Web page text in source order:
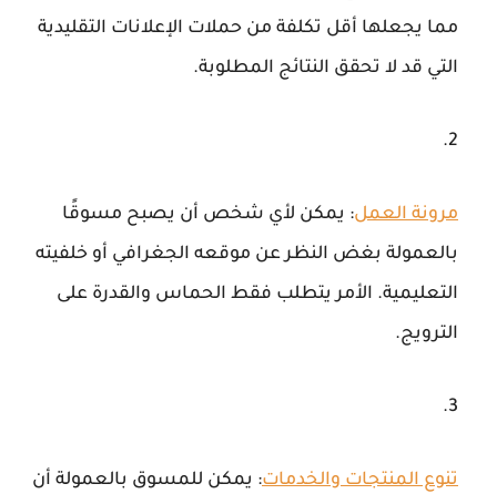
مما يجعلها أقل تكلفة من حملات الإعلانات التقليدية
التي قد لا تحقق النتائج المطلوبة.
مرونة العمل: يمكن لأي شخص أن يصبح مسوقًا
بالعمولة بغض النظر عن موقعه الجغرافي أو خلفيته
التعليمية. الأمر يتطلب فقط الحماس والقدرة على
الترويج.
تنوع المنتجات والخدمات: يمكن للمسوق بالعمولة أن